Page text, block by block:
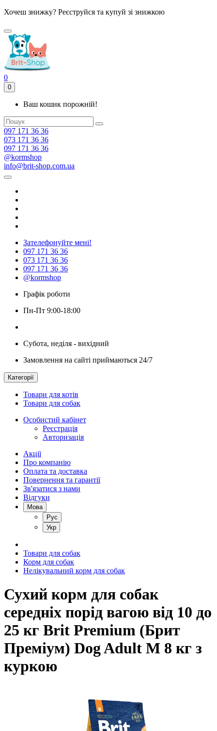
Хочеш знижку? Реєструйся та купуй зі знижкою
0
0
Ваш кошик порожній!
097 171 36 36
073 171 36 36
097 171 36 36
@kormshop
info@brit-shop.com.ua
Зателефонуйте мені!
097 171 36 36
073 171 36 36
097 171 36 36
@kormshop
Графік роботи
Пн-Пт 9:00-18:00
Субота, неділя - вихідний
Замовлення на сайті приймаються 24/7
Категорії
Товари для котів
Товари для собак
Особистий кабінет
Реєстрація
Авторизація
Акції
Про компанію
Оплата та доставка
Повернення та гарантії
Зв'язатися з нами
Відгуки
Мова
Рус
Укр
Товари для собак
Корм для собак
Нелікувальний корм для собак
Сухий корм для собак
середніх порід вагою від 10 до
25 кг Brit Premium (Брит
Преміум) Dog Adult M 8 кг з
куркою